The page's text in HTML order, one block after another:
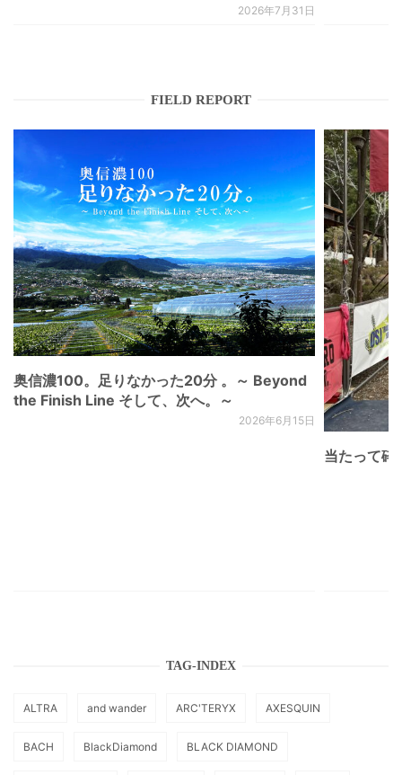
2026年7月31日
FIELD REPORT
奥信濃100。足りなかった20分 。～ Beyond
the Finish Line そして、次へ。～
2026年6月15日
当たって砕
TAG-INDEX
ALTRA and wander ARC'TERYX AXESQUIN
BACH BlackDiamond BLACK DIAMOND